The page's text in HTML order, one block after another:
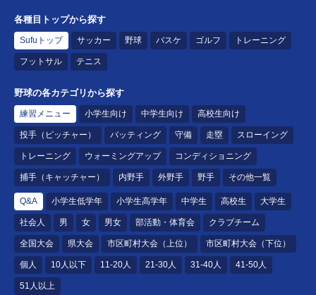
各種目トップから探す
Sufuトップ サッカー 野球 バスケ ゴルフ トレーニング
フットサル テニス
野球の各カテゴリから探す
練習メニュー 小学生向け 中学生向け 高校生向け
投手（ピッチャー） バッティング 守備 走塁 スローイング
トレーニング ウォーミングアップ コンディショニング
捕手（キャッチャー） 内野手 外野手 野手 その他一覧
Q&A 小学生低学年 小学生高学年 中学生 高校生 大学生
社会人 男 女 男女 部活動・体育会 クラブチーム
全国大会 県大会 市区町村大会（上位） 市区町村大会（下位）
個人 10人以下 11-20人 21-30人 31-40人 41-50人
51人以上